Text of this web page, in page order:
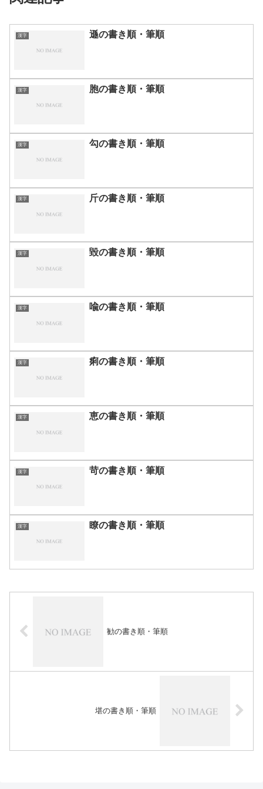
漢字 遜の書き順・筆順
漢字 胞の書き順・筆順
漢字 勾の書き順・筆順
漢字 斤の書き順・筆順
漢字 毀の書き順・筆順
漢字 喩の書き順・筆順
漢字 痢の書き順・筆順
漢字 恵の書き順・筆順
漢字 苛の書き順・筆順
漢字 瞭の書き順・筆順
勧の書き順・筆順
堪の書き順・筆順